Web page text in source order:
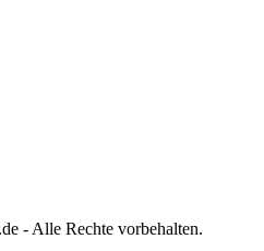
- Alle Rechte vorbehalten.